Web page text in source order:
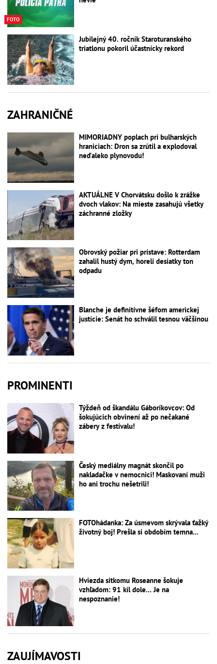
FOTO
Jubilejný 40. ročník Staroturanského
triatlonu pokoril účastnícky rekord
ZAHRANIČNÉ
MIMORIADNY poplach pri bulharských
hraniciach: Dron sa zrútil a explodoval
neďaleko plynovodu!
AKTUÁLNE V Chorvátsku došlo k zrážke
dvoch vlakov: Na mieste zasahujú všetky
záchranné zložky
Obrovský požiar pri prístave: Rotterdam
zahalil hustý dym, horeli desiatky ton
odpadu
Blanche je definitívne šéfom americkej
justície: Senát ho schválil tesnou väčšinou
PROMINENTI
Týždeň od škandálu Gáboríkovcov: Od
šokujúcich obvinení až po nečakané
zábery z festivalu!
Český mediálny magnát skončil po
nakladačke v nemocnici! Maskovaní muži
ho ani trochu nešetrili!
FOTOhádanka: Za úsmevom skrývala ťažký
životný boj! Prešla si obdobím temna...
Hviezda sitkomu Roseanne šokuje
vzhľadom: 91 kíl dole... Je na
nespoznanie!
ZAUJÍMAVOSTI